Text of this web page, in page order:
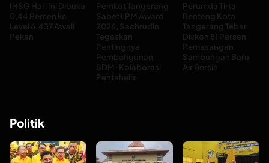
IHSG Hari Ini Dibuka
0,44 Persen ke
Level 6.437 Awali
Pekan
Pemkot Tangerang
Sabet LPM Award
2026, Sachrudin
Tegaskan
Pentingnya
Pembangunan
SDM-Kolaborasi
Pentahelix
Perumda Tirta
Benteng Kota
Tangerang Tebar
Diskon 81 Persen
Pemasangan
Sambungan Baru
Air Bersih
Politik